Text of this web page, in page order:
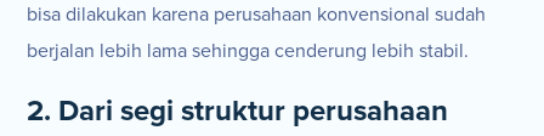
bisa dilakukan karena perusahaan konvensional sudah
berjalan lebih lama sehingga cenderung lebih stabil.
2. Dari segi struktur perusahaan